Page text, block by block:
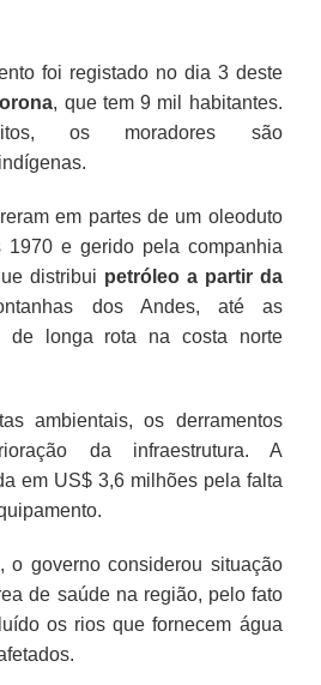
foi registado no dia 3 deste
, que tem 9 mil habitantes.
os moradores são
em partes de um oleoduto
1970 e gerido pela companhia
distribui petróleo a partir da
dos Andes, até as
de longa rota na costa norte
ambientais, os derramentos
da infraestrutura. A
em US$ 3,6 milhões pela falta
o governo considerou situação
de saúde na região, pelo fato
os rios que fornecem água